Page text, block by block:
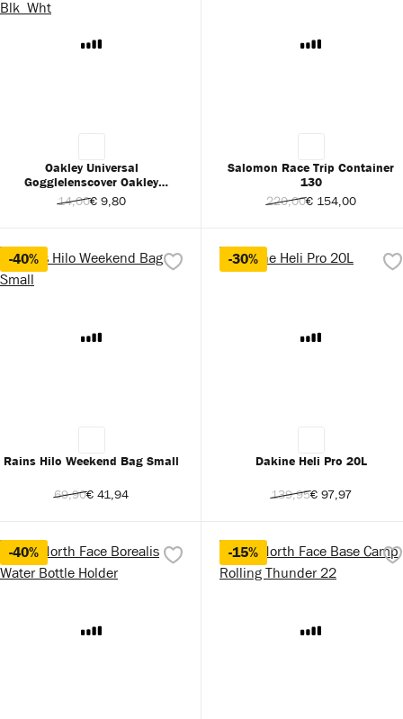
Oakley Universal
Gogglelenscover Oakley
Blk_Wht
14,00€ 9,80
Salomon Race Trip Container
130
220,00€ 154,00
-40%
Rains Hilo Weekend Bag Small
69,90€ 41,94
-30%
Dakine Heli Pro 20L
139,95€ 97,97
-40% -15%